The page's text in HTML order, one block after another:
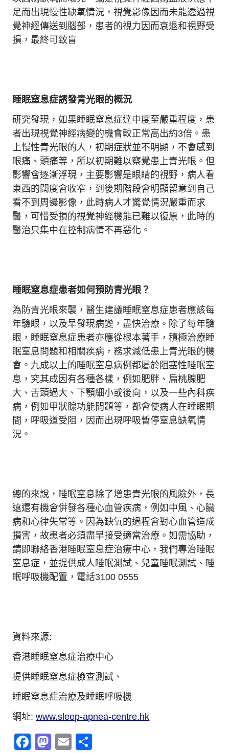
足而出現慢性缺氧情況，視覺影像因而未能透過視
覺神經傳送到腦部，患者的視力因而衰退和視野受
損，最終可致盲
睡眠窒息症誘發青光眼的概況
研究發現，如果睡眠窒息症達中度至嚴重程度，患
者出現視覺神經病變的機會較正常高出約3倍。患
上慢性青光眼的人，初期症狀並不明顯，不會感到
眼痛、頭痛等，所以初期難以察覺患上青光眼。但
影響會逐漸浮現，主要影響是眼睛的視野，病人看
東西的闊度會收窄，到後期階段會明顯留意到自己
看不到周邊影像，此時病人才驚覺情況嚴重而求
醫，可惜受損的視覺神經機能已難以復原，此時的
醫治只集中在控制病情不再惡化。
睡眠窒息症患者如何預防青光眼？
為防青光眼來襲，醫生建議睡眠窒息症患者應該每
年驗眼，以及早發現病變，盡快治療。除了每年驗
眼，睡眠窒息症患者亦應從根本著手，積極治療睡
眠窒息問題和相關疾病，務求減低患上青光眼的機
會。九成以上的睡眠窒息病例都屬於阻塞性睡眠窒
息，究其成因有各種各樣，例如肥胖、扁桃腺肥
大、舌頭過大、下顎細小或後向，以及一些內科疾
病，例如甲狀腺功能問題等，都會使病人在睡眠期
間，呼吸道受阻，因而出現呼吸暫停窒息缺氧情
況。
總的來說，睡眠窒息除了增患青光眼的風險外，長
遠還有機會併發各種心血管疾病，例如中風、心臟
病和心律失常等。因為缺氧的過程會對心血管造成
損害，故患者必須盡早接受適當治療。如需協助，
請即聯絡香港睡眠窒息症治療中心，我們專治睡眠
窒息症，並提供成人睡眠測試、兒童睡眠測試、睡
眠呼吸機配置，電話3100 0555
資料來源:
香港睡眠窒息症治療中心
提供睡眠窒息症檢查測試、
睡眠窒息症治療及睡眠呼吸機
網址:www.sleep-apnea-centre.hk
Facebook
Mastodon
Email